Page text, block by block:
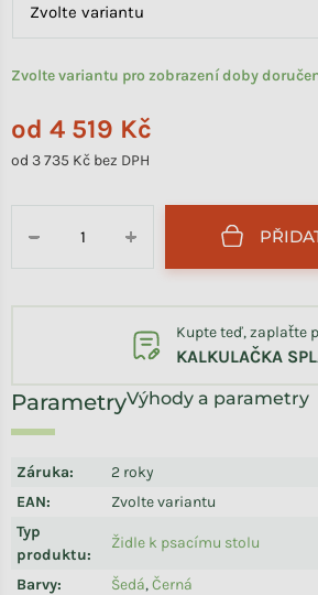
od 4 519 Kč
od 3 735 Kč bez DPH
Zvolte variantu pro zobrazení doby
+
−
Výhody a parametry
Záruka:
2 roky
EAN:
Zvolte variantu
Typ
produktu:
Židle k psacímu stolu
Barvy: Šedá,Černá
Kupte teď, zaplaťte
KALKULAČKA